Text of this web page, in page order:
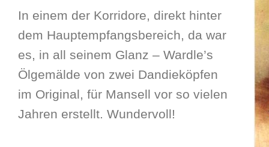
In einem der Korridore, direkt hinter
dem Hauptempfangsbereich, da war
es, in all seinem Glanz – Wardle’s
Ölgemälde von zwei Dandieköpfen
im Original, für Mansell vor so vielen
Jahren erstellt. Wundervoll!